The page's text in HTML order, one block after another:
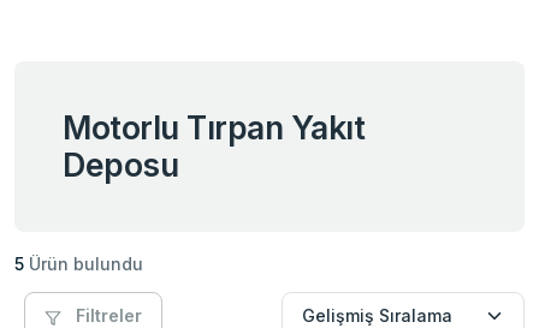
Motorlu Tırpan Yakıt
Deposu
5 Ürün bulundu
Filtreler